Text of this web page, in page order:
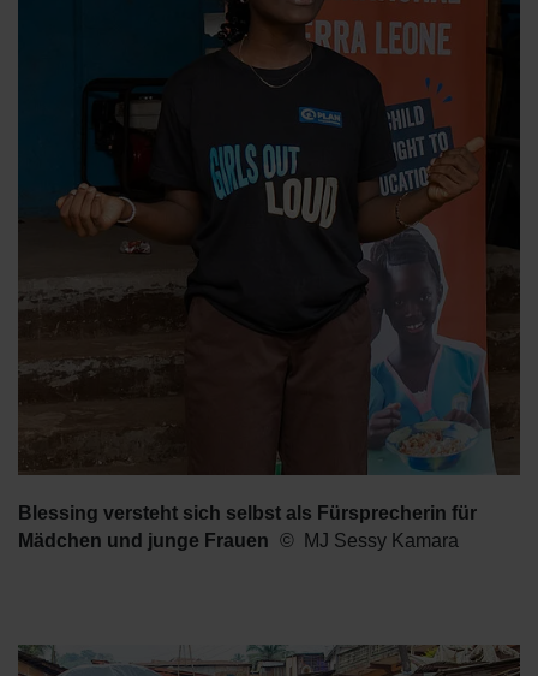
Blessing versteht sich selbst als Fürsprecherin für
Mädchen und junge Frauen
MJ Sessy Kamara